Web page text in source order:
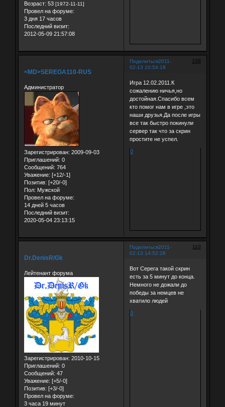
Возраст: 53 [1972-11-11]
Провел на форуме:
3 дня 17 часов
Последний визит:
2012-05-09 21:57:08
Поделиться 109
2011-
02-13 10:54:18
<MD>SEREGA110-RUS
Администратор
Зарегистрирован: 2009-09-03
Приглашений: 0
Сообщений: 764
Уважение: [+12/-1]
Позитив: [+20/-0]
Пол: Мужской
Провел на форуме:
14 дней 5 часов
Последний визит:
2020-05-04 23:13:15
Игра 12.02.2011.К
сожалению ничья,но
достойная.Спасибо всем
кто помог нам в игре ,это
наши друзья.Да после игры
все так быстро покинули
сервер так что за скрин
простите не успел.
0
Поделиться 110
2011-
02-13 14:52:28
Dr.DenisR/Gk
Лейтенант форума
Зарегистрирован: 2010-10-15
Приглашений: 0
Сообщений: 47
Уважение: [+5/-0]
Позитив: [+3/-0]
Провел на форуме:
3 часа 19 минут
Вот Серега такой скрин
есть за 5 минут до конца.
Немного не дожали до
победы за немцев не
хватило людей
0